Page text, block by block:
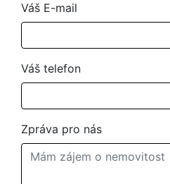
Váš E-mail
Váš telefon
Zpráva pro nás